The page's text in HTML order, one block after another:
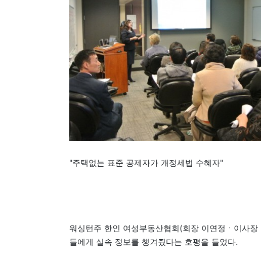
"주택없는 표준 공제자가 개정세법 수혜자"
워싱턴주 한인 여성부동산협회(회장 이연정ㆍ이사
들에게 실속 정보를 챙겨줬다는 호평을 들었다.